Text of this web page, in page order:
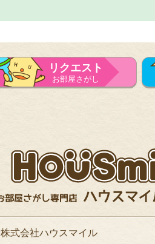
リクエスト
お部屋さがし
株式会社ハウスマイル